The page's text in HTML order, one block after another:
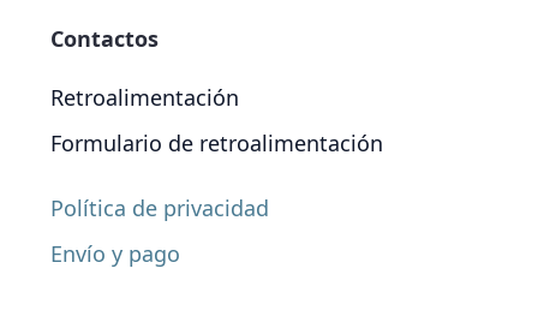
Contactos
Retroalimentación
Formulario de retroalimentación
Política de privacidad
Envío y pago